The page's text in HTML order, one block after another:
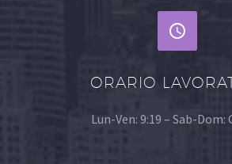


ORARIO
Lun-Ven: 9:19 – Sab-Dom: